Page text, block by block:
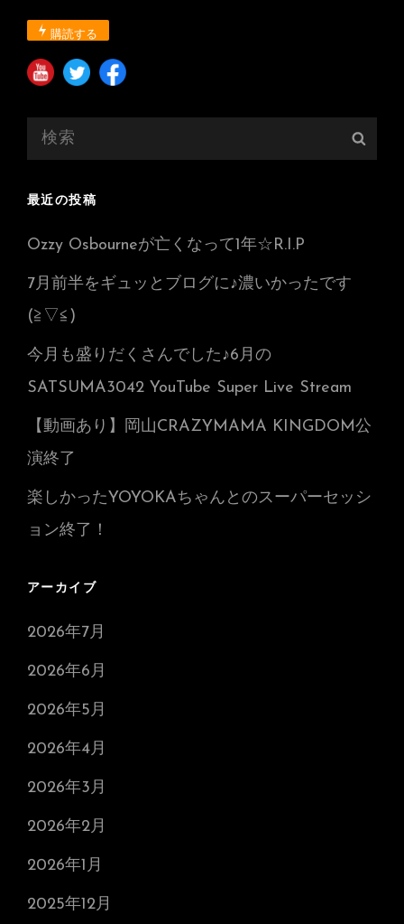
購読する
索
最近の投稿
Ozzy Osbourneが亡くなって1年☆R.I.P
7月前半をギュッとブログに♪濃いかったです
(≧▽≦)
今月も盛りだくさんでした♪6月の
SATSUMA3042 YouTube Super Live Stream
【動画あり】岡山CRAZYMAMA KINGDOM公
演終了
楽しかったYOYOKAちゃんとのスーパーセッシ
ョン終了！
アーカイブ
2026年7月
2026年6月
2026年5月
2026年4月
2026年3月
2026年2月
2026年1月
2025年12月